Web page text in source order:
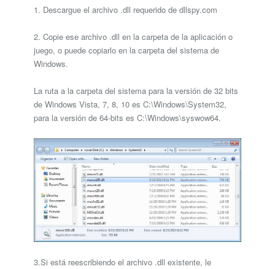
1. Descargue el archivo .dll requerido de dllspy.com
2. Copie ese archivo .dll en la carpeta de la aplicación o
juego, o puede copiarlo en la carpeta del sistema de
Windows.
La ruta a la carpeta del sistema para la versión de 32 bits
de Windows Vista, 7, 8, 10 es C:\Windows\System32,
para la versión de 64-bits es C:\Windows\syswow64.
3.Si está reescribiendo el archivo .dll existente, le